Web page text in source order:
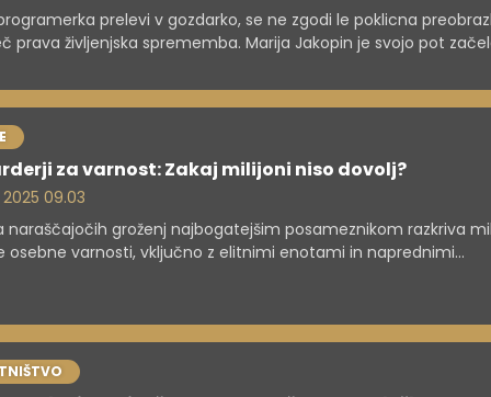
prelevi v gozdarko, se ne zgodi le poklicna
prava življenjska sprememba. Marija Jakopin je svojo pot
Danes uspešno upravlja s podedovanim gozdom, kjer zlasti
tehnologija in narava hodita z roko v roki. Medtem pa se med
tudi šale o podlubnikih in Pythonu ...
za varnost: Zakaj milijoni niso dovolj?
09.03
naraščajočih groženj najbogatejšim posameznikom razkriva
osebne varnosti, vključno z elitnimi enotami in naprednimi